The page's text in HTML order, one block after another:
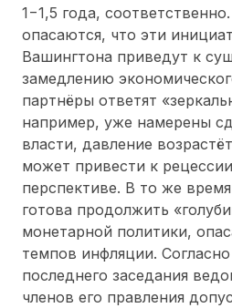
1−1,5 года,
опасаются, что эти
Вашингтона приведут к
замедлению
партнёры ответят
например, уже намерены
власти, давление
может привести к
перспективе. В то же
готова продолжить
монетарной политики,
темпов инфляции.
последнего заседания
членов его правления